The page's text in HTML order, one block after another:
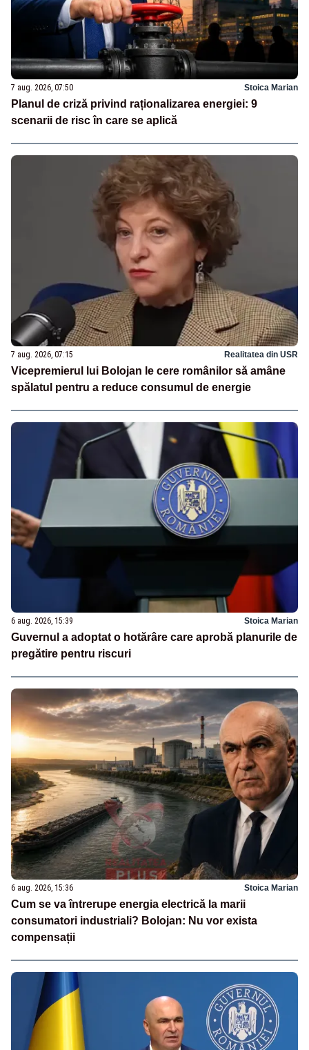
7 aug. 2026, 07:50 Stoica Marian
Planul de criză privind raționalizarea energiei: 9
scenarii de risc în care se aplică
7 aug. 2026, 07:15 Realitatea din USR
Vicepremierul lui Bolojan le cere românilor să amâne
spălatul pentru a reduce consumul de energie
6 aug. 2026, 15:39 Stoica Marian
Guvernul a adoptat o hotărâre care aprobă planurile de
pregătire pentru riscuri
6 aug. 2026, 15:36 Stoica Marian
Cum se va întrerupe energia electrică la marii
consumatori industriali? Bolojan: Nu vor exista
compensații